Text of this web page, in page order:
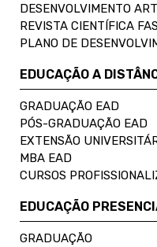
DESENVOLVIMENTO
REVISTA CIENTÍFICA
PLANO DE
EDUCAÇÃO A
GRADUAÇÃO EAD
PÓS-GRADUAÇÃO EAD
EXTENSÃO
MBA EAD
CURSOS
EDUCAÇÃO
GRADUAÇÃO